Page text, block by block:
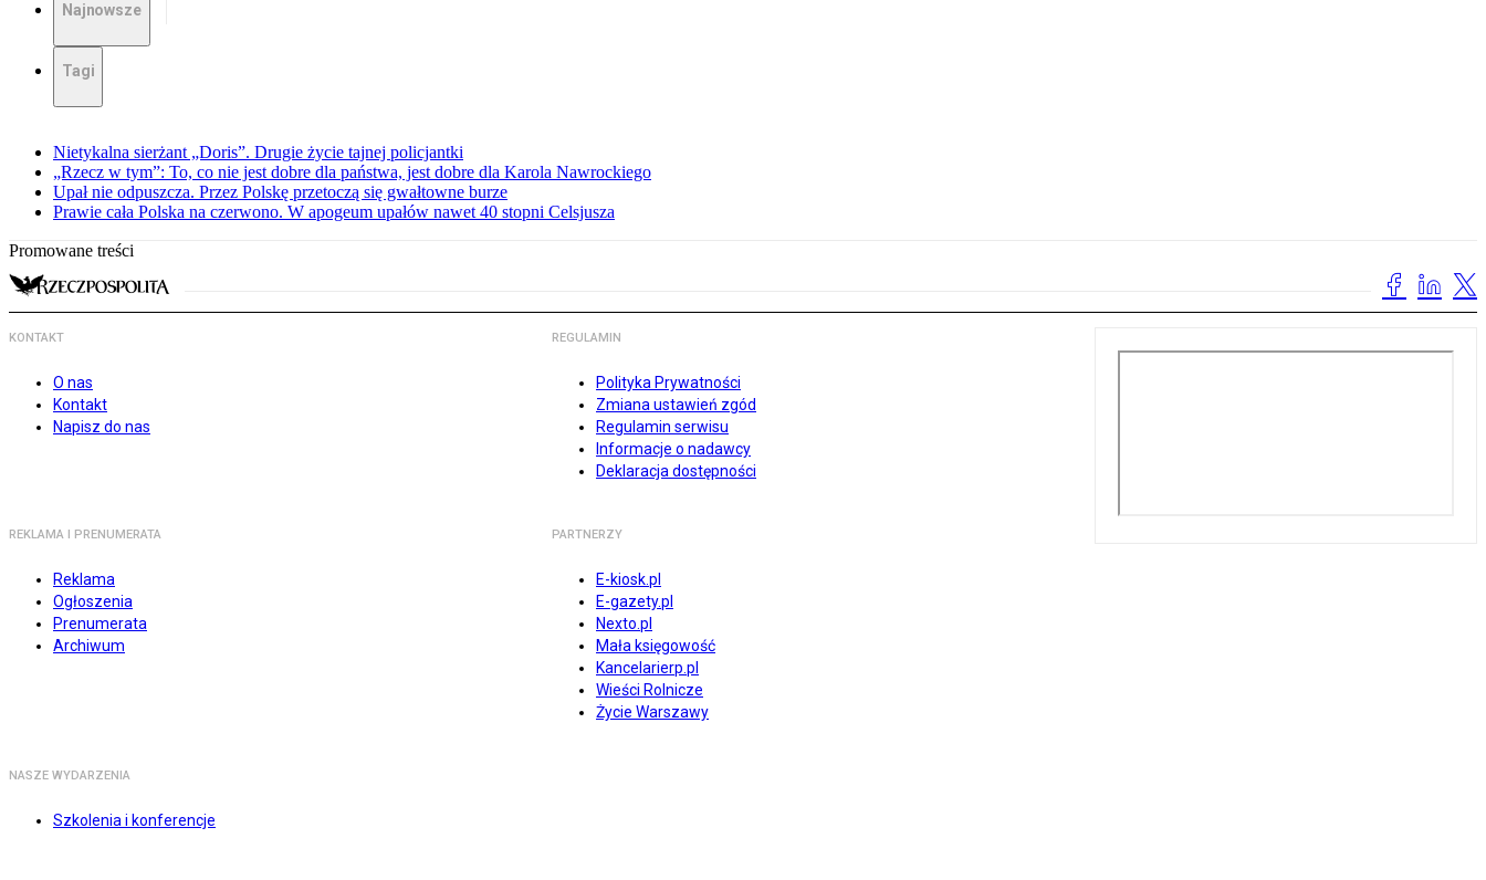
Najnowsze
Tagi
Nietykalna sierżant „Doris”. Drugie życie tajnej policjantki
„Rzecz w tym”: To, co nie jest dobre dla państwa, jest dobre dla Karola Nawrockiego
Upał nie odpuszcza. Przez Polskę przetoczą się gwałtowne burze
Prawie cała Polska na czerwono. W apogeum upałów nawet 40 stopni Celsjusza
Promowane treści
KONTAKT
O nas
Kontakt
Napisz do nas
REGULAMIN
Polityka Prywatności
Zmiana ustawień zgód
Regulamin serwisu
Informacje o nadawcy
Deklaracja dostępności
REKLAMA I PRENUMERATA
Reklama
Ogłoszenia
Prenumerata
Archiwum
PARTNERZY
E-kiosk.pl
E-gazety.pl
Nexto.pl
Mała księgowość
Kancelarierp.pl
Wieści Rolnicze
Życie Warszawy
NASZE WYDARZENIA
Szkolenia i konferencje